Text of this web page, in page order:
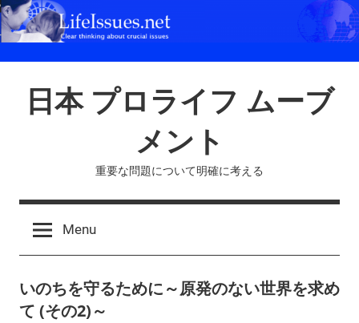
Skip
to
日本 プロライフ ムーブ
メント
重要な問題について明確に考える
Menu
いのちを守るために～原発のない世界を求め
て (その2)～